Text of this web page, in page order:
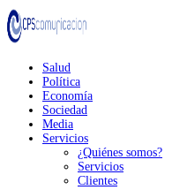
Salud
Política
Economía
Sociedad
Media
Servicios
¿Quiénes somos?
Servicios
Clientes